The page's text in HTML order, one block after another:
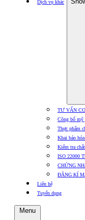
Dịch vụ khác
TƯ VẤN
Công bố mỹ
Thực phẩm
Khai báo
Kiểm tra
ISO 22000
CHỨNG
ĐĂNG KÍ
Liên hệ
Tuyển dụng
Menu